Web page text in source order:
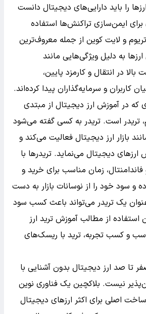
را باید دارایی‌های دیجیتال دانست
برای ایمن‌سازی تراکنش‌ها استفاده
و لایت کوین از جمله معروف‌ترین
به دلیل ویژگی‌هایی مانند
در انتقال و کارمزد پایین،
کاربران و سرمایه‌گذاران پیدا کرده‌اند.
که در آموزش ارز دیجیتال از مبتدی
تریدر است. تریدر به کسی گفته می‌شود
بازار ارز دیجیتال فعالیت می‌کند و
دیجیتال می‌نماید. تریدرها با
زمان مناسب برای خرید و
سود خود را از نوسانات بازار به دست
یک تریدر می‌تواند باعث کسب سود
از مطالب آموزش ترید ارز
و کسب تجربه، ترید با ریسک‌های
تا صد ارز دیجیتال بدون آشنایی با
نیست. بلاکچین یک فناوری نوین
اصلی برای اکثر ارزهای دیجیتال